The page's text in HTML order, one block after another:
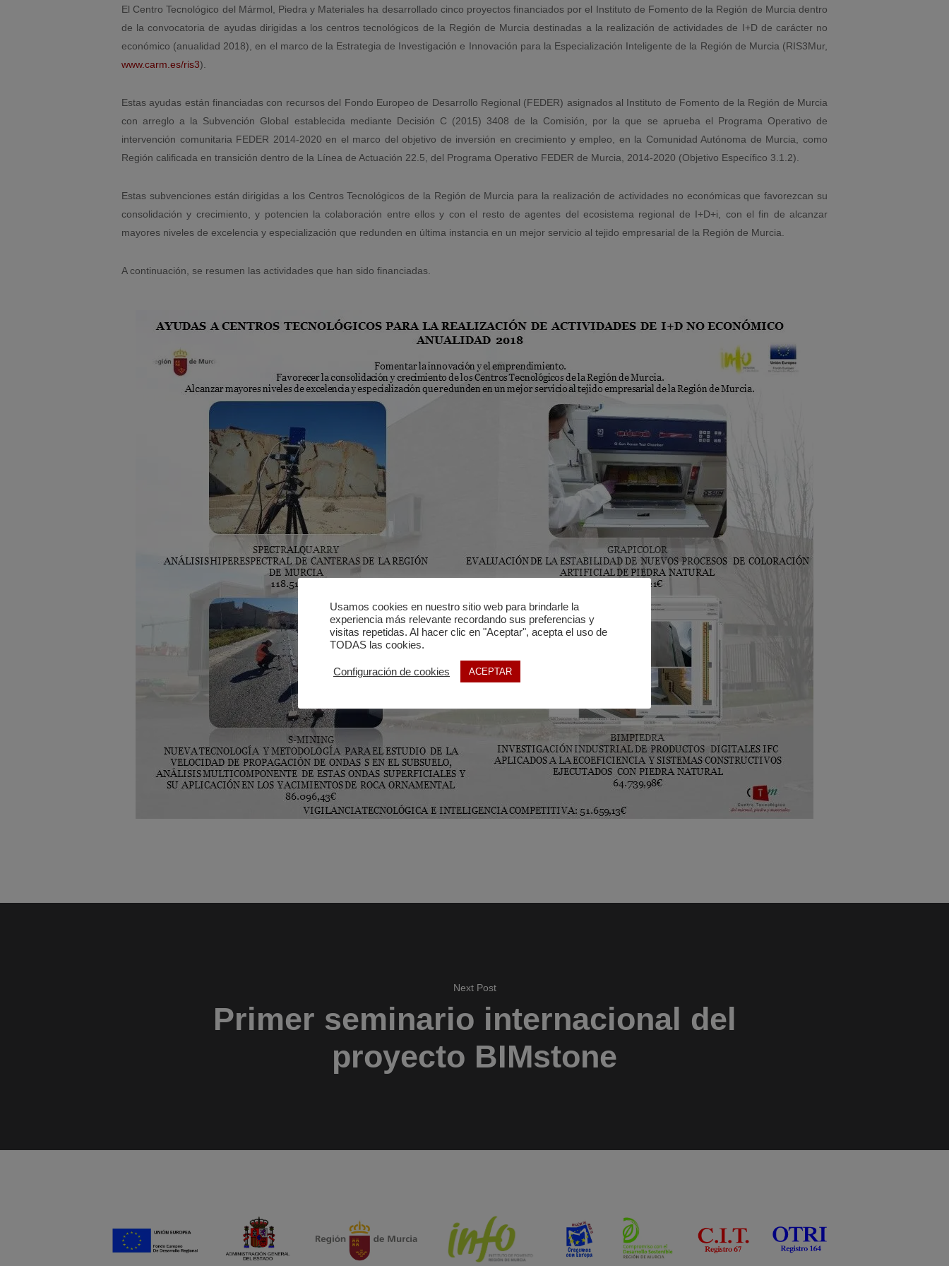
El Centro Tecnológico del Mármol, Piedra y Materiales ha desarrollado cinco proyectos financiados por el Instituto de Fomento de la Región de Murcia dentro
de la convocatoria de ayudas dirigidas a los centros tecnológicos de la Región de Murcia destinadas a la realización de actividades de I+D de carácter no
económico (anualidad 2018), en el marco de la Estrategia de Investigación e Innovación para la Especialización Inteligente de la Región de Murcia (RIS3Mur,
www.carm.es/ris3).
Estas ayudas están financiadas con recursos del Fondo Europeo de Desarrollo Regional (FEDER) asignados al Instituto de Fomento de la Región de Murcia
con arreglo a la Subvención Global establecida mediante Decisión C (2015) 3408 de la Comisión, por la que se aprueba el Programa Operativo de
intervención comunitaria FEDER 2014-2020 en el marco del objetivo de inversión en crecimiento y empleo, en la Comunidad Autónoma de Murcia, como
Región calificada en transición dentro de la Línea de Actuación 22.5, del Programa Operativo FEDER de Murcia, 2014-2020 (Objetivo Específico 3.1.2).
Estas subvenciones están dirigidas a los Centros Tecnológicos de la Región de Murcia para la realización de actividades no económicas que favorezcan su
consolidación y crecimiento, y potencien la colaboración entre ellos y con el resto de agentes del ecosistema regional de I+D+i, con el fin de alcanzar
mayores niveles de excelencia y especialización que redunden en última instancia en un mejor servicio al tejido empresarial de la Región de Murcia.
A continuación, se resumen las actividades que han sido financiadas.
Next Post
Primer seminario internacional del
proyecto BIMstone
Usamos cookies en nuestro sitio web para brindarle la
experiencia más relevante recordando sus preferencias y
visitas repetidas. Al hacer clic en "Aceptar", acepta el uso de
TODAS las cookies.
Configuración de cookies ACEPTAR